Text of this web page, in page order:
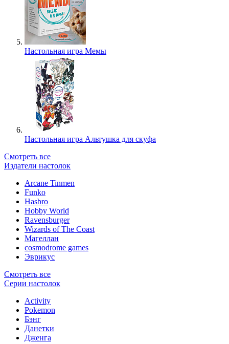
Настольная игра Мемы
Настольная игра Альтушка для скуфа
Смотреть все
Издатели настолок
Arcane Tinmen
Funko
Hasbro
Hobby World
Ravensburger
Wizards of The Coast
Магеллан
сosmodrome games
Эврикус
Смотреть все
Серии настолок
Activity
Pokemon
Бэнг
Данетки
Дженга